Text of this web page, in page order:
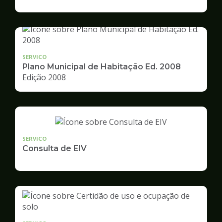
Desenvolvimento
Urbano
SERVICO
Plano Municipal de Habitação Ed. 2008
Edição 2008
SERVICO
Consulta de EIV